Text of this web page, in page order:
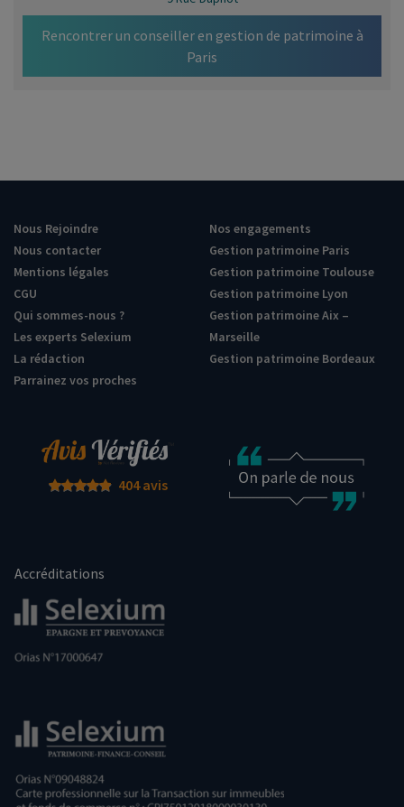
Rencontrer un conseiller en gestion de patrimoine à
Paris
Nous Rejoindre
Nous contacter
Mentions légales
CGU
Qui sommes-nous ?
Les experts Selexium
La rédaction
Parrainez vos proches
Nos engagements
Gestion patrimoine Paris
Gestion patrimoine Toulouse
Gestion patrimoine Lyon
Gestion patrimoine Aix –
Marseille
Gestion patrimoine Bordeaux
404 avis
Accréditations